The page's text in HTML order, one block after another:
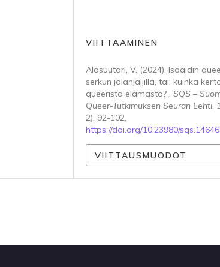
VIITTAAMINEN
Alasuutari, V. (2024). Isoäidin
serkun jälanjäljillä, tai: kuinka
queeristä elämästä? . SQS –
Queer-Tutkimuksen Seuran Lehti,
2), 92-102.
https://doi.org/10.23980/
VIITTAUSMUODOT